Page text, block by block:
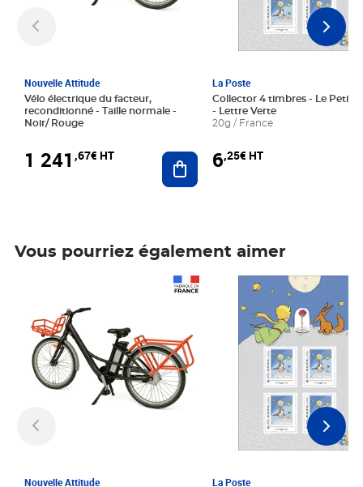
Nouvelle Attitude
Vélo électrique du facteur,
reconditionné - Taille normale -
Noir/ Rouge
1 241 ,67€ HT Ajouter au panier
La Poste
Collector 4 timbres - Le Petit
- Lettre Verte
20g / France
6,25€ HT
Vous pourriez également aimer
Nouvelle Attitude La Poste
Prix 6,25€ HT